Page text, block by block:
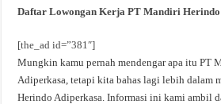
Daftar Lowongan Kerja PT Mandiri Herindo
[the_ad id=”381″]
Mungkin kamu pernah mendengar apa itu PT
Adiperkasa, tetapi kita bahas lagi lebih dalam
Herindo Adiperkasa. Informasi ini kami ambil